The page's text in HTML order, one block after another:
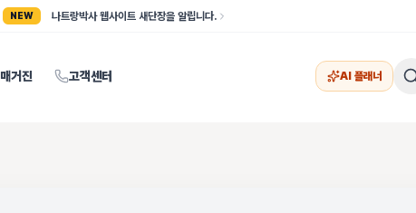
NEW 나트랑박사 웹사이트 새단장을 알립니다.
매거진 고객센터 AI 플래너